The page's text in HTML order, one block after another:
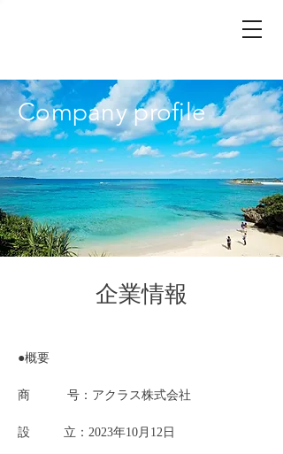
Company profile
企業情報
●概要
商 号：アクラス株式会社
設 立：2023年10月12日